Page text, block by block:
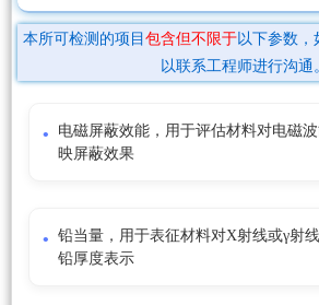
本所可检测的项目 包含但不限于以下参数
以联系工程师进行沟通
电磁屏蔽效能，用于评估材料对电磁
映屏蔽效果
铅当量，用于表征材料对X射线或γ射
铅厚度表示